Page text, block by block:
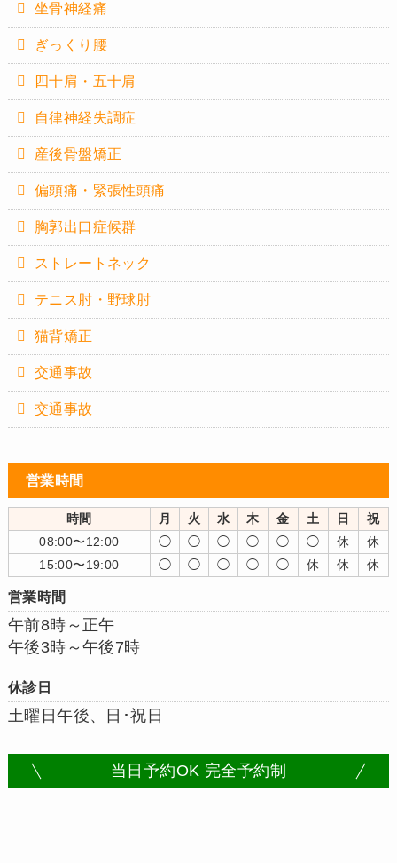
坐骨神経痛
ぎっくり腰
四十肩・五十肩
自律神経失調症
産後骨盤矯正
偏頭痛・緊張性頭痛
胸郭出口症候群
ストレートネック
テニス肘・野球肘
猫背矯正
交通事故
交通事故
営業時間
時間 月 火 水 木 金 土 日
祝
08:00〜12:00
◯ ◯ ◯ ◯ ◯ ◯ 休
休
15:00〜19:00
◯ ◯ ◯ ◯ ◯ 休 休 休
営業時間
午前8時～正午
午後3時～午後7時
休診日
土曜日午後、日･祝日
当日予約OK 完全予約制